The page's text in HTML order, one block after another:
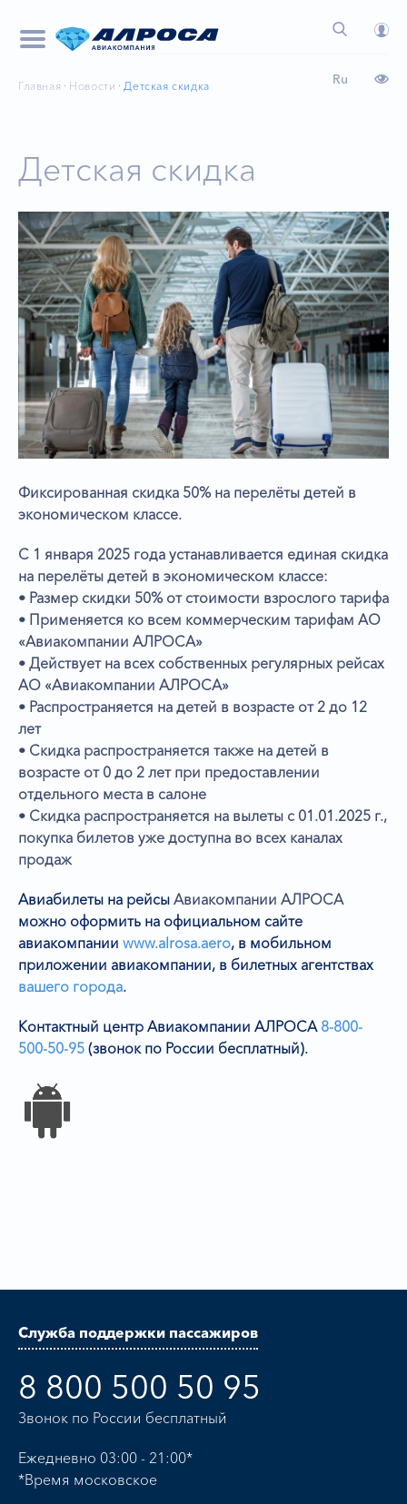
Ru
Главная Новости Детская скидка
Детская скидка
Фиксированная скидка 50% на перелёты детей в
экономическом классе.
С 1 января 2025 года устанавливается единая скидка
на перелёты детей в экономическом классе:
• Размер скидки 50% от стоимости взрослого тарифа
• Применяется ко всем коммерческим тарифам АО
«Авиакомпании АЛРОСА»
• Действует на всех собственных регулярных рейсах
АО «Авиакомпании АЛРОСА»
• Распространяется на детей в возрасте от 2 до 12
лет
• Скидка распространяется также на детей в
возрасте от 0 до 2 лет при предоставлении
отдельного места в салоне
• Скидка распространяется на вылеты с 01.01.2025 г.,
покупка билетов уже доступна во всех каналах
продаж
Авиабилеты на рейсы Авиакомпании АЛРОСА
можно оформить на официальном сайте
авиакомпании www.alrosa.aero, в мобильном
приложении авиакомпании, в билетных агентствах
вашего города.
Контактный центр Авиакомпании АЛРОСА 8-800-
500-50-95 (звонок по России бесплатный).
Служба поддержки пассажиров
8 800 500 50 95
Звонок по России бесплатный
Ежедневно 03:00 - 21:00*
*Время московское